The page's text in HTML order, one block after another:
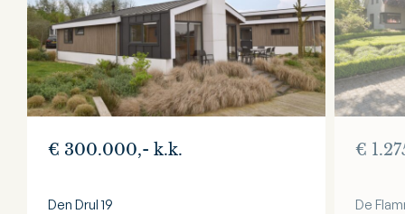
€ 300.000,- k.k.
Den Drul 19
€
De